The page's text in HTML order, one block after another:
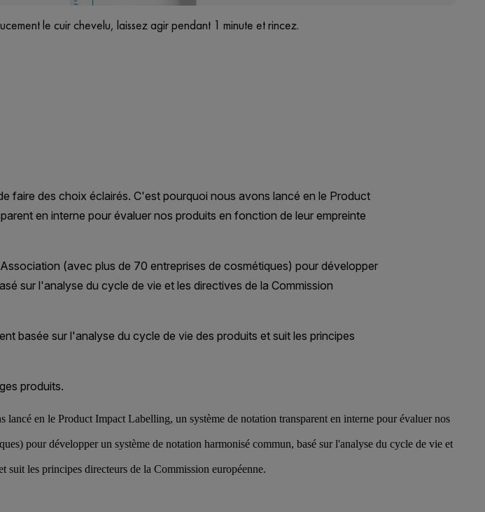
le cuir chevelu, laissez agir pendant 1 minute et rincez.
en le Product Impact Labelling, un système de notation transparent en interne pour évaluer nos
pour développer un système de notation harmonisé commun, basé sur l'analyse du cycle de vie et
suit les principes directeurs de la Commission européenne.